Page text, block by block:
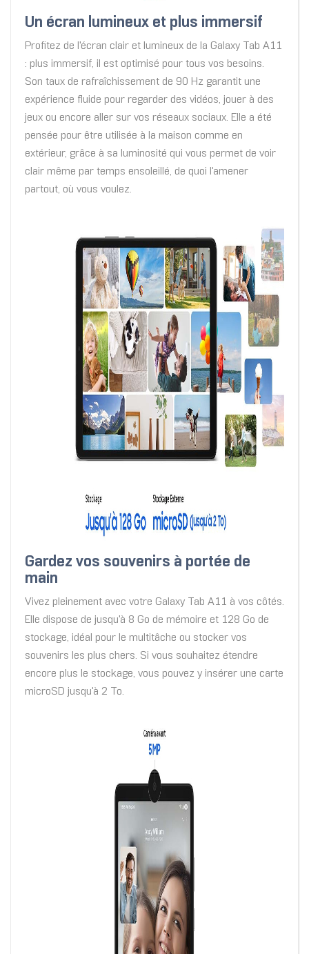
Un écran lumineux et plus immersif
Profitez de l'écran clair et lumineux de la Galaxy Tab A11
: plus immersif, il est optimisé pour tous vos besoins.
Son taux de rafraîchissement de 90 Hz garantit une
expérience fluide pour regarder des vidéos, jouer à des
jeux ou encore aller sur vos réseaux sociaux. Elle a été
pensée pour être utilisée à la maison comme en
extérieur, grâce à sa luminosité qui vous permet de voir
clair même par temps ensoleillé, de quoi l'amener
partout, où vous voulez.
Gardez vos souvenirs à portée de
main
Vivez pleinement avec votre Galaxy Tab A11 à vos côtés.
Elle dispose de jusqu'à 8 Go de mémoire et 128 Go de
stockage, idéal pour le multitâche ou stocker vos
souvenirs les plus chers. Si vous souhaitez étendre
encore plus le stockage, vous pouvez y insérer une carte
microSD jusqu'à 2 To.